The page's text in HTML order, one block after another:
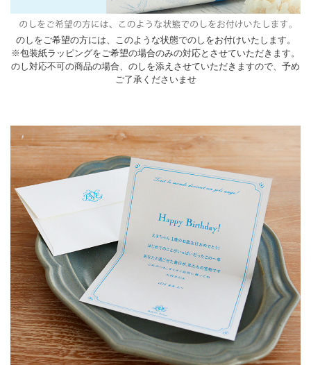
のしをご希望の方には、このような状態でのしをお付けいたします。
※包装紙ラッピングをご希望の場合のみの対応とさせていただきます。
のし対応不可の商品の場合、のしを添えさせていただきますので、予め
ご了承くださいませ